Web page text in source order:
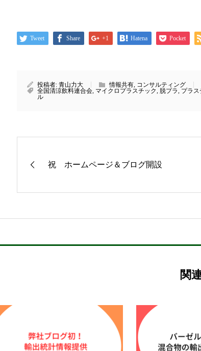
Tweet Share +1 Hatena Pocket
投稿者: 青山力大 情報共有 コンサルティング
全国清涼飲料連合会 マイクロプラスチック 脱プラ プラス
ル
祝 ホームページ＆ブログ開設
関